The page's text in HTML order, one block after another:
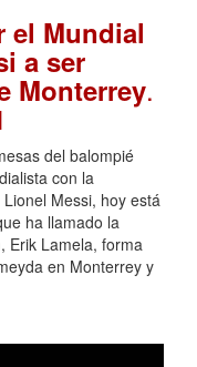
el Mundial
a ser
Monterrey.
del balompié
con la
Messi, hoy está
ha llamado la
Erik Lamela, forma
en Monterrey y